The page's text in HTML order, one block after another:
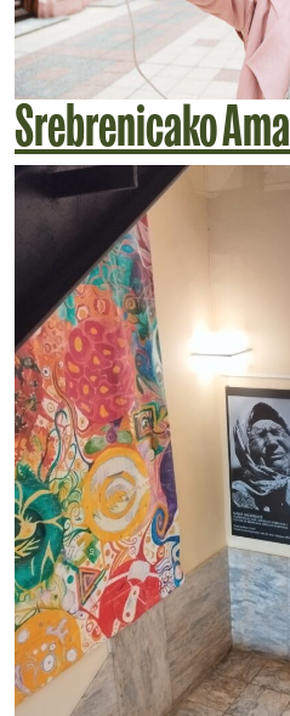
Srebrenicako Ama